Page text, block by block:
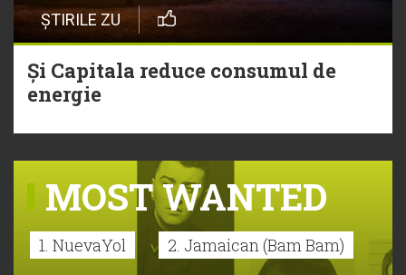
ȘTIRILE ZU
Și Capitala reduce consumul de
energie
MOST WANTED
1. NuevaYol 2. Jamaican (Bam Bam)